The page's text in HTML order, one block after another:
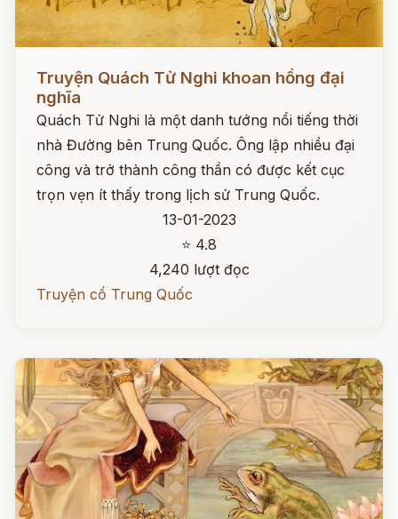
Truyện Quách Tử Nghi khoan hồng đại
nghĩa
Quách Tử Nghi là một danh tướng nổi tiếng thời
nhà Đường bên Trung Quốc. Ông lập nhiều đại
công và trở thành công thần có được kết cục
trọn vẹn ít thấy trong lịch sử Trung Quốc.
13-01-2023
⭐ 4.8
4,240 lượt đọc
Truyện cổ Trung Quốc